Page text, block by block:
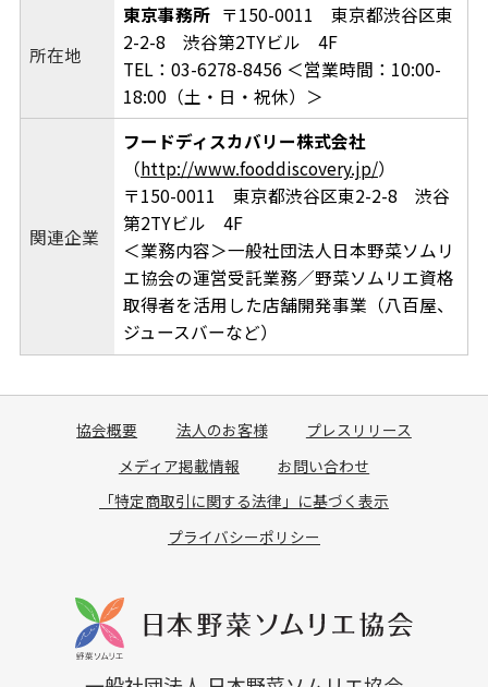
所在地
東京事務所 〒150-0011 東京都渋谷区東
2-2-8 渋谷第2TYビル 4F
TEL：03-6278-8456 ＜営業時間：10:00-
18:00（土・日・祝休）＞
関連企業
フードディスカバリー株式会社
（http://www.fooddiscovery.jp/）
〒150-0011 東京都渋谷区東2-2-8 渋谷
第2TYビル 4F
＜業務内容＞一般社団法人日本野菜ソムリ
エ協会の運営受託業務／野菜ソムリエ資格
取得者を活用した店舗開発事業（八百屋、
ジュースバーなど）
協会概要 法人のお客様
プレスリリース
メディア掲載情報
お問い合わせ
「特定商取引に関する法律」に基づく表示
プライバシーポリシー